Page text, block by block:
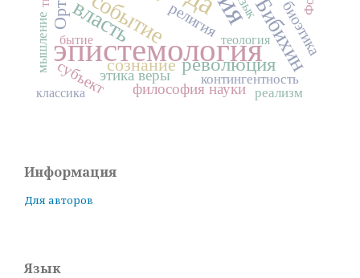
эпистемология
событие
власть Бибихин
революция
сознание
субъект
религия
этика веры
философия науки
биоэтика
мышление
контингентность
реализм
классика
теология
бытие
Информация
Для авторов
Язык